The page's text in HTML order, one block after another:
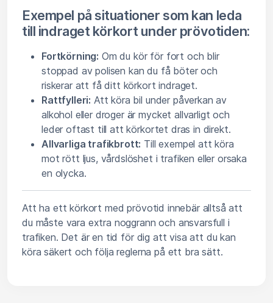
Exempel på situationer som kan leda
till indraget körkort under prövotiden:
Fortkörning: Om du kör för fort och blir
stoppad av polisen kan du få böter och
riskerar att få ditt körkort indraget.
Rattfylleri: Att köra bil under påverkan av
alkohol eller droger är mycket allvarligt och
leder oftast till att körkortet dras in direkt.
Allvarliga trafikbrott: Till exempel att köra
mot rött ljus, vårdslöshet i trafiken eller orsaka
en olycka.
Att ha ett körkort med prövotid innebär alltså att
du måste vara extra noggrann och ansvarsfull i
trafiken. Det är en tid för dig att visa att du kan
köra säkert och följa reglerna på ett bra sätt.